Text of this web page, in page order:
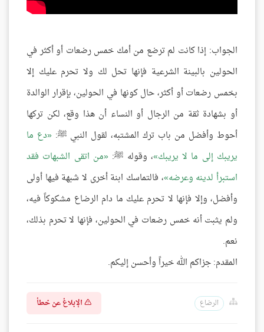
الجواب: إذا كانت لم ترضع من أمك خمس رضعات أو أكثر في
الحولين بالبينة الشرعية فإنها تحل لك ولا تحرم عليك إلا
بخمس رضعات أو أكثر، حال كونها في الحولين، بإقرار الوالدة
أو بشهادة ثقة من الرجال أو النساء أن هذا وقع، لكن تركها
أحوط وأفضل من باب ترك المشتبه، لقول النبي ﷺ: دع ما
يريبك إلى ما لا يريبك ، وقوله ﷺ: من اتقى الشبهات فقد
استبرأ لدينه وعرضه ، فالتماسك ابنة أخرى لا شبهة فيها أولى
وأفضل، وإلا فإنها لا تحرم عليك ما دام الرضاع مشكوكاً فيه،
ولم يثبت أنه خمس رضعات في الحولين، فإنها لا تحرم بذلك،
نعم.
المقدم: جزاكم الله خيراً وأحسن إليكم.
الرضاع الإبلاغ عن خطأ